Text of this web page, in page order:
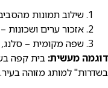
שילוב תמונות
אזכור ערים ושכונות
שפה מקומית –
דוגמה מעשית: בית קפה
בשדרות" למותג מזוהה בעיר.